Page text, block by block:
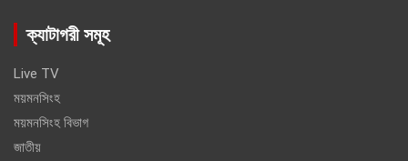
ক্যাটাগরী সমূহ
Live TV
ময়মনসিংহ
ময়মনসিংহ বিভাগ
জাতীয়